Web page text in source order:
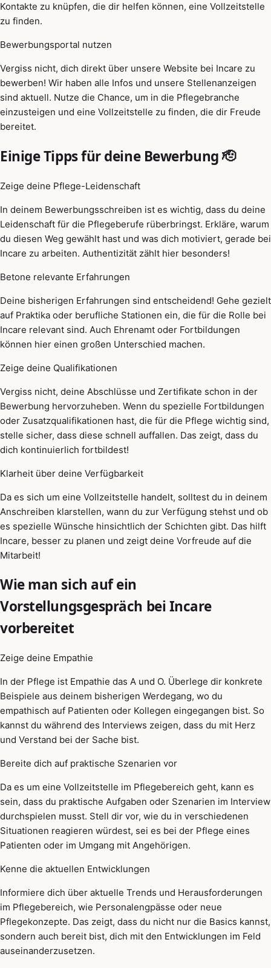
Kontakte zu knüpfen, die dir helfen können, eine Vollzeitstelle
zu finden.
Bewerbungsportal nutzen
Vergiss nicht, dich direkt über unsere Website bei Incare zu
bewerben! Wir haben alle Infos und unsere Stellenanzeigen
sind aktuell. Nutze die Chance, um in die Pflegebranche
einzusteigen und eine Vollzeitstelle zu finden, die dir Freude
bereitet.
Einige Tipps für deine Bewerbung 🫡
Zeige deine Pflege-Leidenschaft
In deinem Bewerbungsschreiben ist es wichtig, dass du deine
Leidenschaft für die Pflegeberufe rüberbringst. Erkläre, warum
du diesen Weg gewählt hast und was dich motiviert, gerade bei
Incare zu arbeiten. Authentizität zählt hier besonders!
Betone relevante Erfahrungen
Deine bisherigen Erfahrungen sind entscheidend! Gehe gezielt
auf Praktika oder berufliche Stationen ein, die für die Rolle bei
Incare relevant sind. Auch Ehrenamt oder Fortbildungen
können hier einen großen Unterschied machen.
Zeige deine Qualifikationen
Vergiss nicht, deine Abschlüsse und Zertifikate schon in der
Bewerbung hervorzuheben. Wenn du spezielle Fortbildungen
oder Zusatzqualifikationen hast, die für die Pflege wichtig sind,
stelle sicher, dass diese schnell auffallen. Das zeigt, dass du
dich kontinuierlich fortbildest!
Klarheit über deine Verfügbarkeit
Da es sich um eine Vollzeitstelle handelt, solltest du in deinem
Anschreiben klarstellen, wann du zur Verfügung stehst und ob
es spezielle Wünsche hinsichtlich der Schichten gibt. Das hilft
Incare, besser zu planen und zeigt deine Vorfreude auf die
Mitarbeit!
Wie man sich auf ein
Vorstellungsgespräch bei Incare
vorbereitet
Zeige deine Empathie
In der Pflege ist Empathie das A und O. Überlege dir konkrete
Beispiele aus deinem bisherigen Werdegang, wo du
empathisch auf Patienten oder Kollegen eingegangen bist. So
kannst du während des Interviews zeigen, dass du mit Herz
und Verstand bei der Sache bist.
Bereite dich auf praktische Szenarien vor
Da es um eine Vollzeitstelle im Pflegebereich geht, kann es
sein, dass du praktische Aufgaben oder Szenarien im Interview
durchspielen musst. Stell dir vor, wie du in verschiedenen
Situationen reagieren würdest, sei es bei der Pflege eines
Patienten oder im Umgang mit Angehörigen.
Kenne die aktuellen Entwicklungen
Informiere dich über aktuelle Trends und Herausforderungen
im Pflegebereich, wie Personalengpässe oder neue
Pflegekonzepte. Das zeigt, dass du nicht nur die Basics kannst,
sondern auch bereit bist, dich mit den Entwicklungen im Feld
auseinanderzusetzen.